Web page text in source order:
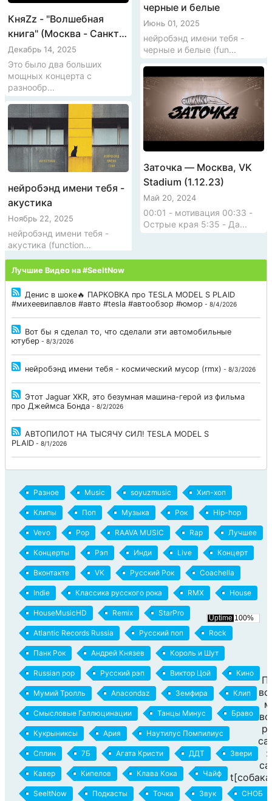
КняZz - "Волшебная
книга" (Москва - Санкт-
Петербург, 2024)
Декабрь 14, 2025
Это было два больших
мощных концерта с
разнообр...
нейробэнд имени тебя -
акустика
Ноябрь 22, 2025
нейробэнд имени тебя -
акустика (function...
черные и белые
Июнь 01, 2025
нейробэнд имени тебя -
черные и белые (fun...
Заточка — Москва, VK
Stadium (1.12.23)
Май 20, 2024
00:01 - мотивация 00:33 -
Острые края 5:35 - Да...
Лучшие Видео на #SeeItNow
Денис в шоке🔥 ПАРКОВКА про TESLA MODEL S PLAID
#михеевипавлов #авто #tesla #автообзор #юмор - 8/4/2026
Вот бы я сделал то, что сделали эти автомобильные
ютубер - 8/3/2026
нейробэнд имени тебя - космический мусор (rmx) - 8/3/2026
Этот Jaguar XKR, это безумная машина-герой из фильма
про Джеймса Бонда - 8/2/2026
АВТОПИЛОТ НА ТЫСЯЧУ СИЛ! TESLA MODEL S
PLAID - 8/1/2026
Разное Music soyuzmusic Хип-хоп
Клипы Поп Музыка Рок Hip-hop
Vevo Pop RAAVA MUSIC Rap Лучшее
Концерты Рэп Инди Live Концерт
Вконтакте VK Русский Рок Coachella
Indie Классика русского рока RMX House
HouseMusicHD Remix StarPro
Atlantic Records Russia Русский поп Rock
Панк Рок Андрей Князев Король и Шут
Russian pop Русский рэп Виктор Цой Кино
Мумий Тролль Anacondaz Земфира Клип
Смысловые Галлюцинации Танцы Минус Браво
Кукрыниксы Ария Наутилус Помпилиус
Сплин 7Б Агата Кристи ДДТ Звери
Кавер Кипелов Клава Кока Чайф
SeeItNow Подкасты Точка Звук СНОБ
м
: